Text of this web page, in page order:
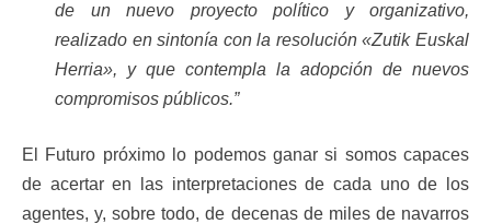
de un nuevo proyecto político y organizativo,
realizado en sintonía con la resolución «Zutik Euskal
Herria», y que contempla la adopción de nuevos
compromisos públicos.”
El Futuro próximo lo podemos ganar si somos capaces
de acertar en las interpretaciones de cada uno de los
agentes, y, sobre todo, de decenas de miles de navarros